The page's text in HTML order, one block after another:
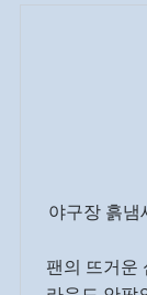
야구장 흙냄
팬의 뜨거운